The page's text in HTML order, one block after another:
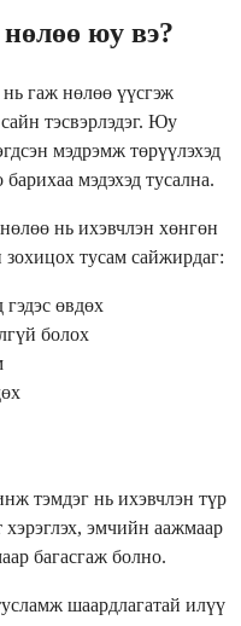
юу вэ?
гаж нөлөө үүсгэж
тэсвэрлэдэг. Юу
мэдрэмж төрүүлэхэд
мэдэхэд тусална.
нь ихэвчлэн хөнгөн
тусам сайжирдаг:
өвдөх
болох
тэмдэг нь ихэвчлэн түр
эмчийн аажмаар
багасгаж болно.
шаардлагатай илүү